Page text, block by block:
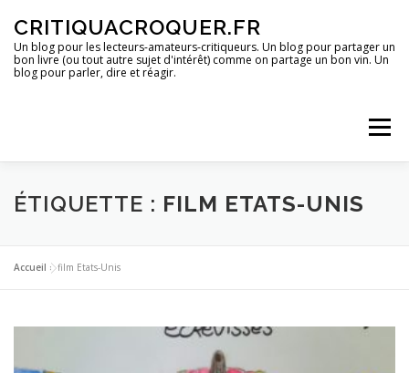
contenu
CRITIQUACROQUER.FR
Un blog pour les lecteurs-amateurs-critiqueurs. Un blog pour partager un
bon livre (ou tout autre sujet d'intérêt) comme on partage un bon vin. Un
blog pour parler, dire et réagir.
Menu
ACCUEIL UN BLOG ? DES LIVRES
DES IMAGES
ÉTIQUETTE : FILM ETATS-UNIS
Accueil »film Etats-Unis